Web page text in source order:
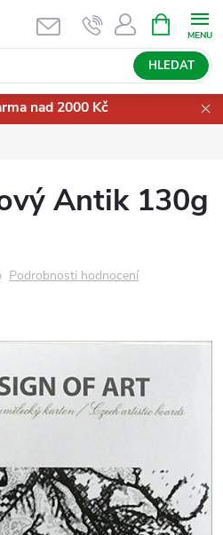
HLEDAT
NÁKUPNÍ
KOŠÍK
nad 2000 Kč
Antik 130g
Podrobnosti hodnocení